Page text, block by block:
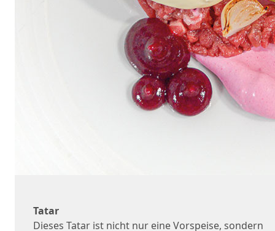
Tatar
Dieses Tatar ist nicht nur eine Vorspeise, sondern